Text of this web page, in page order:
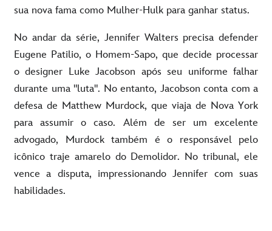
sua nova fama como Mulher-Hulk para ganhar status.
No andar da série, Jennifer Walters precisa defender
Eugene Patilio, o Homem-Sapo, que decide processar
o designer Luke Jacobson após seu uniforme falhar
durante uma "luta". No entanto, Jacobson conta com a
defesa de Matthew Murdock, que viaja de Nova York
para assumir o caso. Além de ser um excelente
advogado, Murdock também é o responsável pelo
icônico traje amarelo do Demolidor. No tribunal, ele
vence a disputa, impressionando Jennifer com suas
habilidades.